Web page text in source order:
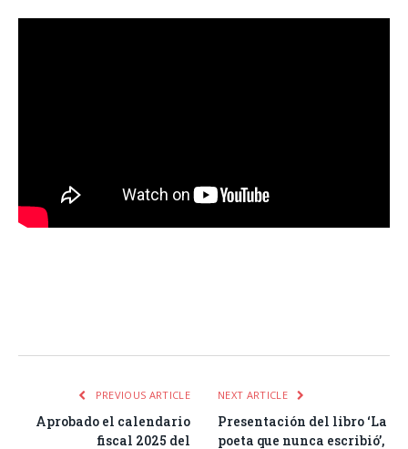
PREVIOUS ARTICLE
Aprobado el calendario
fiscal 2025 del
NEXT ARTICLE
Presentación del libro ‘La
poeta que nunca escribió’,